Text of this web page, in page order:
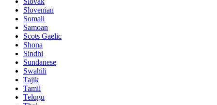
Slovenian
Somali
Samoan
Scots Gaelic
Shona
Sindhi
Sundanese
Swahili
Tajik
Tamil
Telugu